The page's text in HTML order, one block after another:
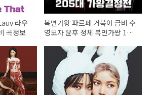
라우
곡정보
복면가왕 파르페 거북이 금비 수
영모자 윤후 정체 복면가왕 1급
정전 415회